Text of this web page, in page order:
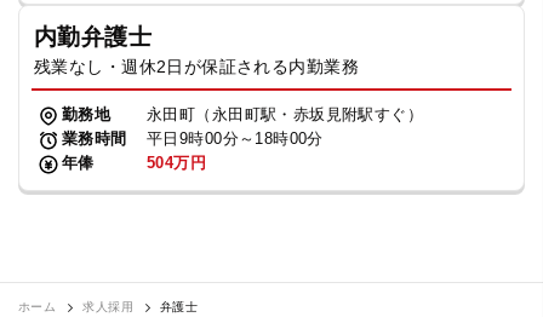
内勤弁護士
残業なし・週休2日が保証される内勤業務
勤務地
永田町（永田町駅・赤坂見附駅すぐ）
業務時間
平日9時00分～18時00分
年俸
504万円
ホーム 求人採用 弁護士